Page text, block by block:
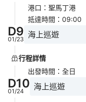
港口 ： 聖馬丁港
抵達時間 ： 09:00
D9
01/23 海上巡遊
行程詳情
出發時間 ： 全日
D10
01/24 海上巡遊